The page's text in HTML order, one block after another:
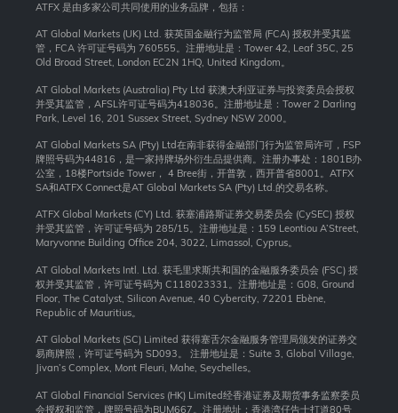
ATFX 是由多家公司共同使用的业务品牌，包括：
AT Global Markets (UK) Ltd. 获英国金融行为监管局 (FCA) 授权并受其监
管，FCA 许可证号码为 760555。注册地址是：Tower 42, Leaf 35C, 25
Old Broad Street, London EC2N 1HQ, United Kingdom。
AT Global Markets (Australia) Pty Ltd 获澳大利亚证券与投资委员会授权
并受其监管，AFSL许可证号码为418036。注册地址是：Tower 2 Darling
Park, Level 16, 201 Sussex Street, Sydney NSW 2000
AT Global Markets SA (Pty) Ltd在南非获得金融部门行为监管局许可，FSP
牌照号码为44816，是一家持牌场外衍生品提供商。注册办事处：1801B办
公室，18楼Portside Tower， 4 Bree街，开普敦，西开普省8001。ATFX
SA和ATFX Connect是AT Global Markets SA (Pty) Ltd.的交易名称。
ATFX Global Markets (CY) Ltd. 获塞浦路斯证券交易委员会 (CySEC) 授权
并受其监管，许可证号码为 285/15。注册地址是：159 Leontiou A’Street,
Maryvonne Building Office 204, 3022, Limassol, Cyprus。
AT Global Markets Intl. Ltd. 获毛里求斯共和国的金融服务委员会 (FSC) 授
权并受其监管，许可证号码为 C118023331。注册地址是：G08, Ground
Floor, The Catalyst, Silicon Avenue, 40 Cybercity, 72201 Ebène,
Republic of Mauritius。
AT Global Markets (SC) Limited 获得塞舌尔金融服务管理局颁发的证券交
易商牌照，许可证号码为 SD093。 注册地址是：Suite 3, Global Village,
Jivan’s Complex, Mont Fleuri, Mahe, Seychelles。
AT Global Financial Services (HK) Limited经香港证券及期货事务监察委员
会授权和监管，牌照号码为BUM667。注册地址：香港湾仔告士打道80号